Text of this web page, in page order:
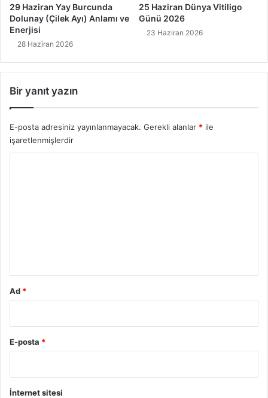
29 Haziran Yay Burcunda
Dolunay (Çilek Ayı) Anlamı ve
Enerjisi
28 Haziran 2026
25 Haziran Dünya Vitiligo
Günü 2026
23 Haziran 2026
Bir yanıt yazın
E-posta adresiniz yayınlanmayacak. Gerekli alanlar * ile
işaretlenmişlerdir
Ad *
E-posta *
İnternet sitesi